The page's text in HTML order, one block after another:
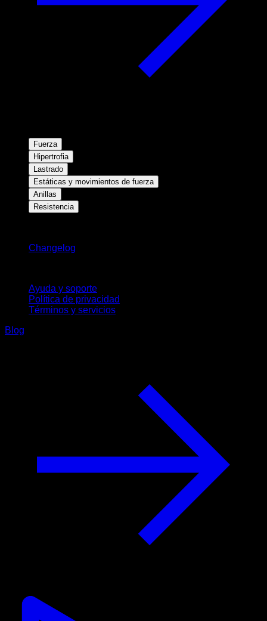
Fuerza
Hipertrofia
Lastrado
Estáticas y movimientos de fuerza
Anillas
Resistencia
Changelog
Ayuda y soporte
Política de privacidad
Términos y servicios
Blog